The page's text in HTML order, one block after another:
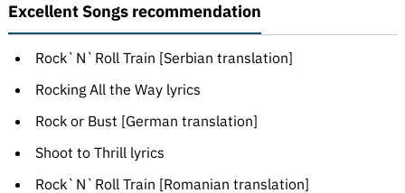
Excellent Songs recommendation
Rock`N`Roll Train [Serbian translation]
Rocking All the Way lyrics
Rock or Bust [German translation]
Shoot to Thrill lyrics
Rock`N`Roll Train [Romanian translation]